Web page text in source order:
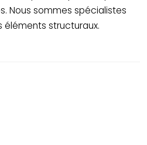
Nous sommes spécialistes
structuraux.